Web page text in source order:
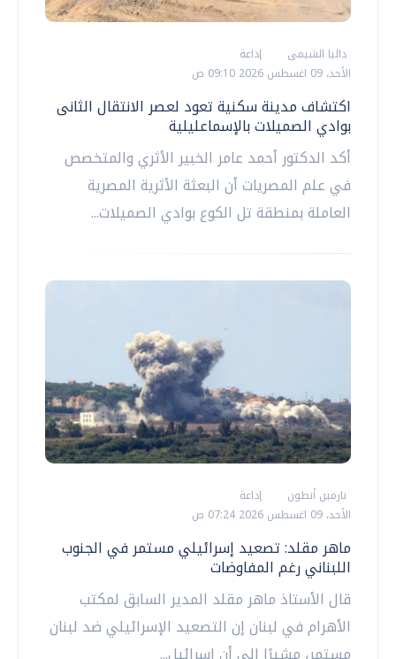
داليا الشيمى
إذاعة
الأحد، 09 اغسطس 2026 09:10 ص
اكتشاف مدينة سكنية تعود لعصر الانتقال الثانى
بوادي الصميلات بالإسماعليلية
أكد الدكتور أحمد عامر الخبير الأثري والمتخصص
في علم المصريات أن البعثة الأثرية المصرية
العاملة بمنطقة تل الكوع بوادي الصميلات...
نارمين أنطون
إذاعة
الأحد، 09 اغسطس 2026 07:24 ص
ماهر مقلد: تصعيد إسرائيلي مستمر في الجنوب
اللبناني رغم المفاوضات
قال الأستاذ ماهر مقلد المدير السابق لمكتب
الأهرام في لبنان إن التصعيد الإسرائيلي ضد لبنان